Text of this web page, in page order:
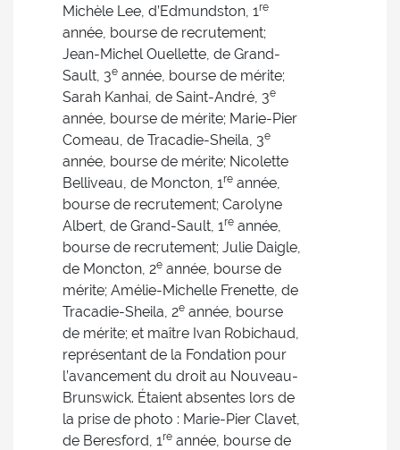
Michèle Lee, d’Edmundston, 1re
année, bourse de recrutement;
Jean-Michel Ouellette, de Grand-
Sault, 3e année, bourse de mérite;
Sarah Kanhai, de Saint-André, 3e
année, bourse de mérite; Marie-Pier
Comeau, de Tracadie-Sheila, 3e
année, bourse de mérite; Nicolette
Belliveau, de Moncton, 1re année,
bourse de recrutement; Carolyne
Albert, de Grand-Sault, 1re année,
bourse de recrutement; Julie Daigle,
de Moncton, 2e année, bourse de
mérite; Amélie-Michelle Frenette, de
Tracadie-Sheila, 2e année, bourse
de mérite; et maître Ivan Robichaud,
représentant de la Fondation pour
l’avancement du droit au Nouveau-
Brunswick. Étaient absentes lors de
la prise de photo : Marie-Pier Clavet,
de Beresford, 1re année, bourse de